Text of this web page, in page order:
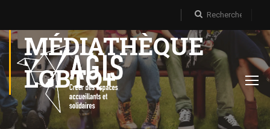
MÉDIATHÈQUE
LGBTQ+